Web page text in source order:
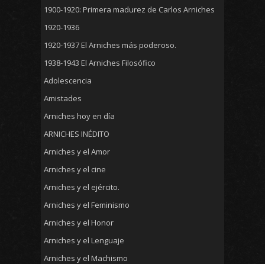
1900-1920: Primera madurez de Carlos Arniches
1920-1936
1920-1937 El Arniches más poderoso.
1938-1943 El Arniches Filosófico
Adolescencia
Amistades
Arniches hoy en día
ARNICHES INÉDITO
Arniches y el Amor
Arniches y el cine
Arniches y el ejército.
Arniches y el Feminismo
Arniches y el Honor
Arniches y el Lenguaje
Arniches y el Machismo